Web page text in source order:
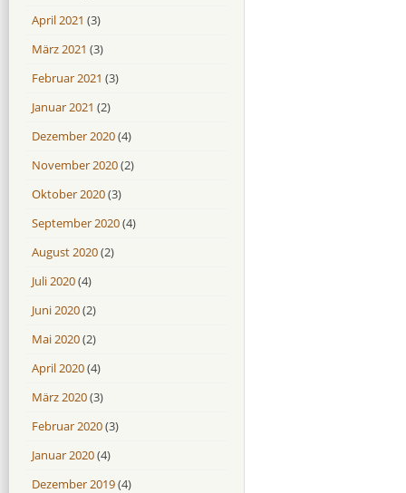
April 2021 (3)
März 2021 (3)
Februar 2021 (3)
Januar 2021 (2)
Dezember 2020(4)
November 2020(2)
Oktober 2020(3)
September 2020(4)
August 2020(2)
Juli 2020(4)
Juni 2020(2)
Mai 2020(2)
April 2020(4)
März 2020(3)
Februar 2020(3)
Januar 2020(4)
Dezember 2019(4)